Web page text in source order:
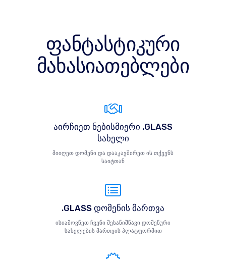
ფანტასტიკური
მახასიათებლები
აირჩიეთ ნებისმიერი .GLASS
სახელი
მიიღეთ დომენი და დააკავშირეთ ის თქვენს
საიტთან
.GLASS დომენის მართვა
ისიამოვნეთ ჩვენი შესანიშნავი დომენური
სახელების მართვის პლატფორმით